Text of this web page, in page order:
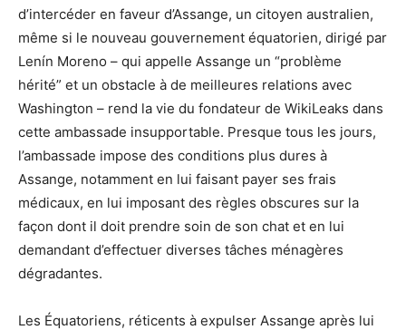
d’intercéder en faveur d’Assange, un citoyen australien,
même si le nouveau gouvernement équatorien, dirigé par
Lenín Moreno – qui appelle Assange un “problème
hérité” et un obstacle à de meilleures relations avec
Washington – rend la vie du fondateur de WikiLeaks dans
cette ambassade insupportable. Presque tous les jours,
l’ambassade impose des conditions plus dures à
Assange, notamment en lui faisant payer ses frais
médicaux, en lui imposant des règles obscures sur la
façon dont il doit prendre soin de son chat et en lui
demandant d’effectuer diverses tâches ménagères
dégradantes.
Les Équatoriens, réticents à expulser Assange après lui